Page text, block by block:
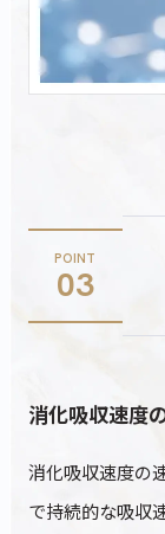
POINT
03
消化吸収速度
消化吸収速度の
で持続的な吸収